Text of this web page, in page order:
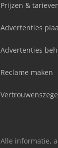
Prijzen &
Advertenties
Advertenties
Reclame maken
Alle informatie,